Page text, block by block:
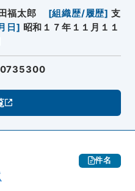
福太郎 [組織歴/履歴] 支
日 ] 昭和１７年１１月１１
件名